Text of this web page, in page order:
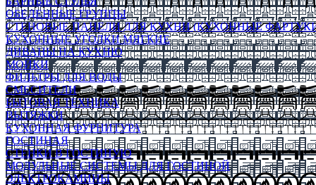
ОБЕДЕННЫЕ ГРУППЫ
СТЕНОВЫЕ ПАНЕЛИ ДЛЯ КУХНИ (КУХОННЫЕ
КУХОННЫЕ УГОЛКИ МЯГКИЕ
ДИВАНЫ НА КУХНЮ
МОЙКИ
ФИЛЬТРЫ ДЛЯ ВОДЫ
СМЕСИТЕЛИ
БЫТОВАЯ ТЕХНИКА
ВЫТЯЖКИ
КУХОННАЯ ФУРНИТУРА
ГОСТИНАЯ
СТЕНКИ В ГОСТИНУЮ
МОДУЛЬНЫЕ СИСТЕМЫ ДЛЯ ГОСТИНОЙ
ЭЛЕКТРОКАМИНЫ